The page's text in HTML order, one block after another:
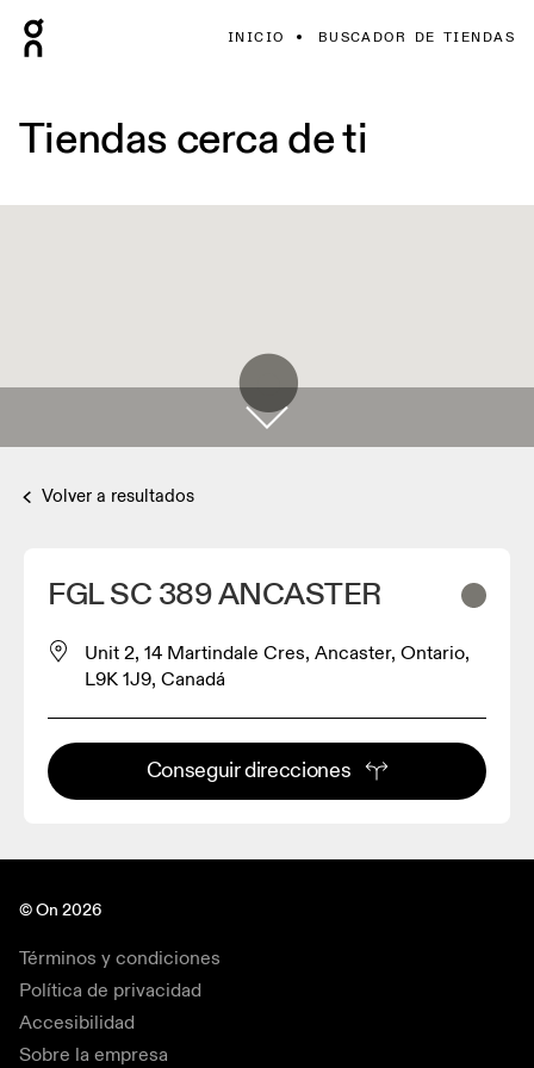
INICIO BUSCADOR DE TIENDAS
Tiendas cerca de ti
Volver a resultados
FGL SC 389 ANCASTER
Unit 2, 14 Martindale Cres, Ancaster, Ontario,
L9K 1J9, Canadá
Conseguir direcciones
© On 2026
Términos y condiciones
Política de privacidad
Accesibilidad
Sobre la empresa